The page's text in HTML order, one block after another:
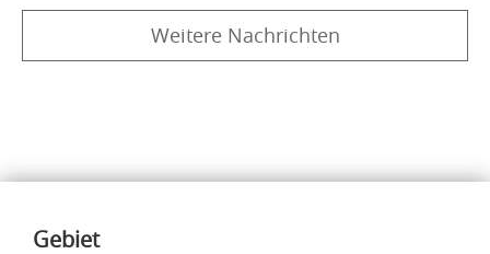
Weitere Nachrichten
Inhalte
Gebiet